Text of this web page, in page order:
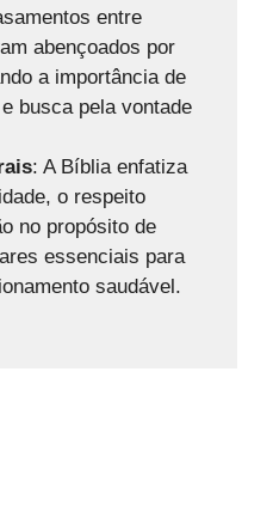
entre
abençoados por
a importância de
busca pela vontade
: A Bíblia enfatiza
o respeito
no propósito de
essenciais para
saudável.